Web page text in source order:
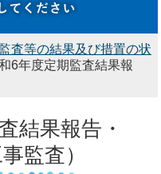
監査等の結果及び措置の状
6年度定期監査結果報
結果報告・
監査）